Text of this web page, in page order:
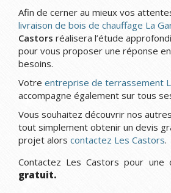
Afin de cerner au mieux vos
livraison de bois de chauffage La
Castors réalisera l’étude
pour vous proposer une réponse
besoins.
Votre entreprise de terrassement
accompagne également sur tous
Vous souhaitez découvrir nos
tout simplement obtenir un devis
projet alors contactez Les Castors.
Contactez Les Castors pour une
gratuit.